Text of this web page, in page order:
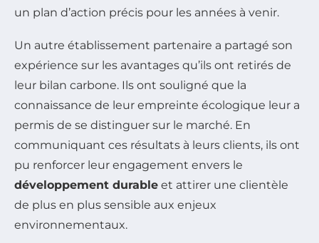
un plan d’action précis pour les années à venir.
Un autre établissement partenaire a partagé son
expérience sur les avantages qu’ils ont retirés de
leur bilan carbone. Ils ont souligné que la
connaissance de leur empreinte écologique leur a
permis de se distinguer sur le marché. En
communiquant ces résultats à leurs clients, ils ont
pu renforcer leur engagement envers le
développement durable et attirer une clientèle
de plus en plus sensible aux enjeux
environnementaux.